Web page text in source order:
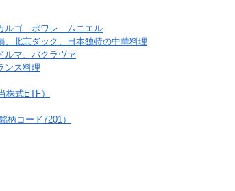
ルゴ ポワレ ムニエル
北京ダック、日本独特の中華料理
マ、バクラヴァ
ンス料理
式ETF）
柄コード7201）